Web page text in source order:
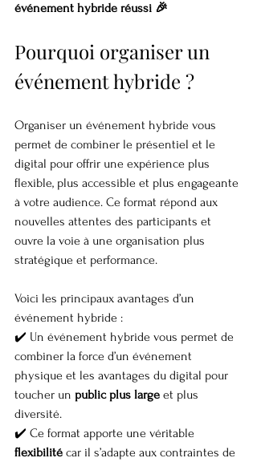
événement hybride réussi 🎉
Pourquoi organiser un
événement hybride ?
Organiser un événement hybride vous
permet de combiner le présentiel et le
digital pour offrir une expérience plus
flexible, plus accessible et plus engageante
à votre audience. Ce format répond aux
nouvelles attentes des participants et
ouvre la voie à une organisation plus
stratégique et performance.
Voici les principaux avantages d’un
événement hybride :
✔️ Un événement hybride vous permet de
combiner la force d’un événement
physique et les avantages du digital pour
toucher un public plus large et plus
diversité.
✔️ Ce format apporte une véritable
flexibilité car il s’adapte aux contraintes de